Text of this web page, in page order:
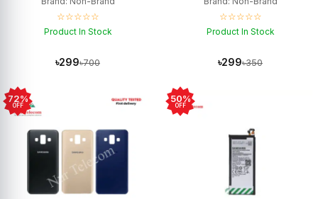
☆☆☆☆☆
Product In Stock
৳299৳700
☆☆☆☆☆
Product In Stock
৳299৳350
72%
OFF
50%
OFF